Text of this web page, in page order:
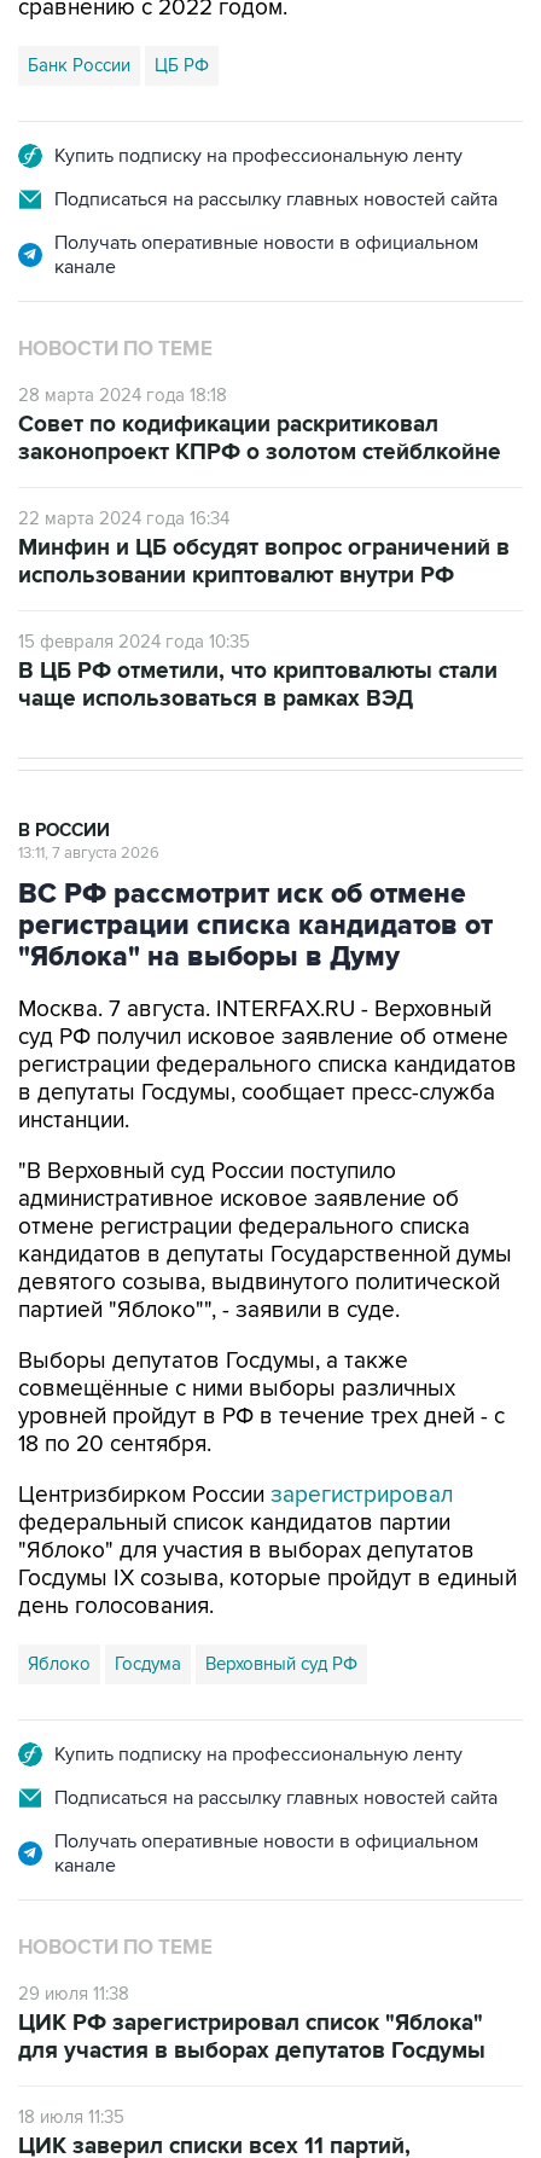
Банк России ЦБ РФ
Подписаться на рассылку главных новостей сайта
Получать оперативные новости в официальном
НОВОСТИ ПО ТЕМЕ
28 марта 2024 года 18:18
законопроект КПРФ о золотом стейблкойне
22 марта 2024 года 16:34
использовании криптовалют внутри РФ
15 февраля 2024 года 10:35
чаще использоваться в рамках ВЭД
ВС РФ рассмотрит иск об отмене
регистрации списка кандидатов от
"Яблока" на выборы в Думу
Москва. 7 августа. INTERFAX.RU - Верховный
регистрации федерального списка кандидатов
в депутаты Госдумы, сообщает пресс-служба
инстанции.
"В Верховный суд России поступило
отмене регистрации федерального списка
кандидатов в депутаты Государственной думы
девятого созыва, выдвинутого политической
партией "Яблоко"", - заявили в суде.
Выборы депутатов Госдумы, а также
уровней пройдут в РФ в течение трех дней - с
18 по 20 сентября.
Центризбирком России
"Яблоко" для участия в выборах депутатов
Госдумы IX созыва, которые пройдут в единый
день голосования.
Яблоко Госдума Верховный суд РФ
Подписаться на рассылку главных новостей сайта
Получать оперативные новости в официальном
НОВОСТИ ПО ТЕМЕ
29 июля 11:38
для участия в выборах депутатов Госдумы
18 июля 11:35
выдвинувших кандидатов на выборы в
Госдуму РФ